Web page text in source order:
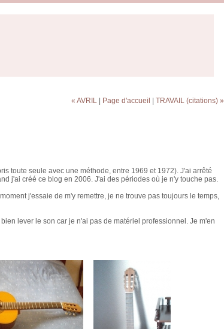
« AVRIL Page d'accueil TRAVAIL (citations) »
toute seule avec une méthode, entre 1969 et 1972). J'ai arrêté
j'ai créé ce blog en 2006. J'ai des périodes où je n'y touche pas.
j'essaie de m'y remettre, je ne trouve pas toujours le temps,
lever le son car je n'ai pas de matériel professionnel. Je m'en